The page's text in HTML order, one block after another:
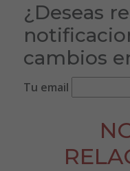
¿Deseas
cambios
Tu email